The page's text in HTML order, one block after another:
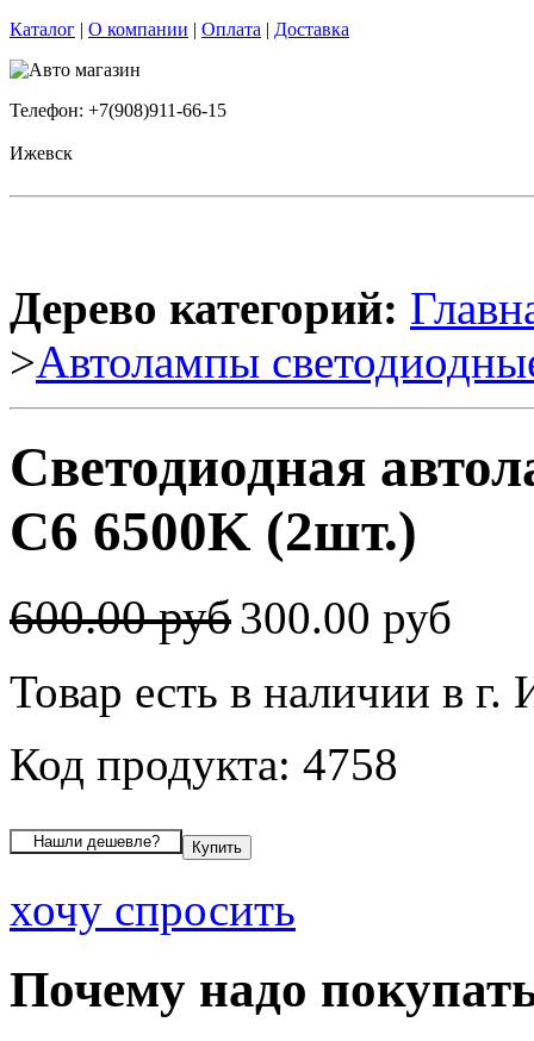
Каталог | О компании | Оплата | Доставка
Телефон: +7(908)911-66-15
Ижевск
Дерево категорий:
>Автолампы
Светодиодная
C6 6500K (2шт.)
600.00 руб300.00 руб
Товар есть в наличии в г.
Код продукта: 4758
хочу спросить
Почему надо